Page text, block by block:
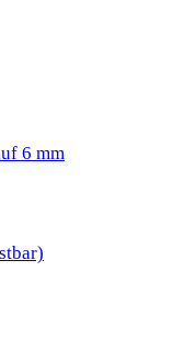
6 mm